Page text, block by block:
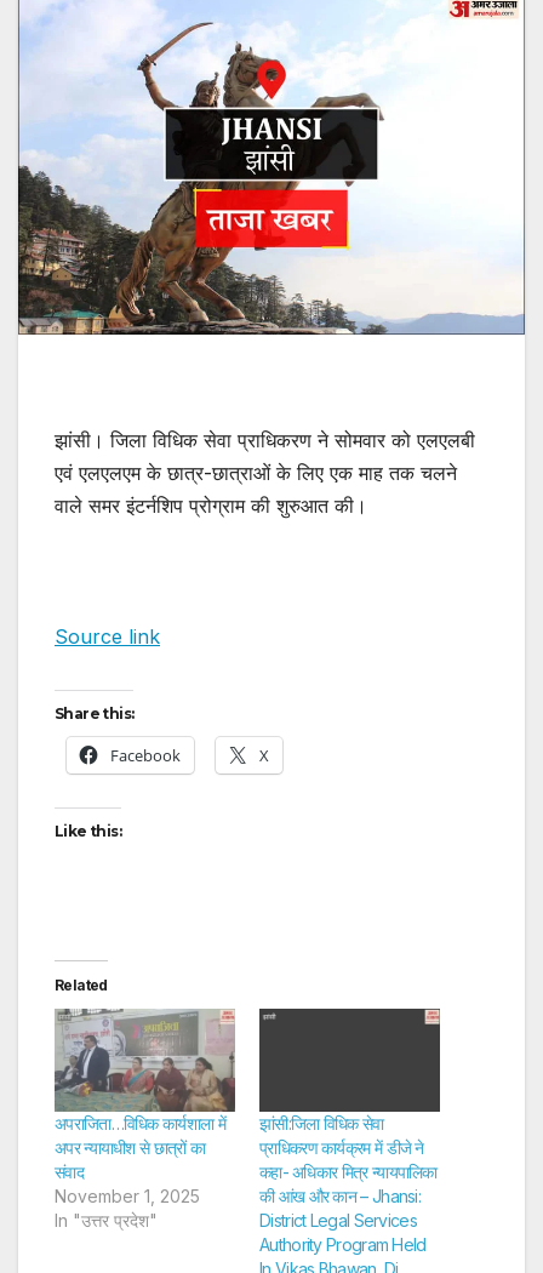
झांसी। जिला विधिक सेवा प्राधिकरण ने सोमवार को एलएलबी
एवं एलएलएम के छात्र-छात्राओं के लिए एक माह तक चलने
वाले समर इंटर्नशिप प्रोग्राम की शुरुआत की।
Source link
Share this:
Facebook X
Like this:
Related
अपराजिता…विधिक कार्यशाला में
अपर न्यायाधीश से छात्रों का
संवाद
November 1, 2025
In "उत्तर प्रदेश"
झांसी:जिला विधिक सेवा
प्राधिकरण कार्यक्रम में डीजे ने
कहा- अधिकार मित्र न्यायपालिका
की आंख और कान – Jhansi:
District Legal Services
Authority Program Held
In Vikas Bhawan, Dj